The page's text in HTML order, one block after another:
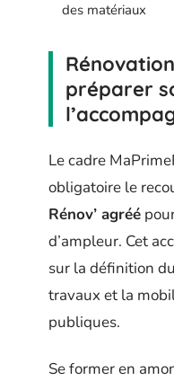
des matériaux
préparer
Le cadre
obligatoire le
Rénov’ agréé
d’ampleur. Cet
sur la définition
travaux et la
publiques.
Se former en